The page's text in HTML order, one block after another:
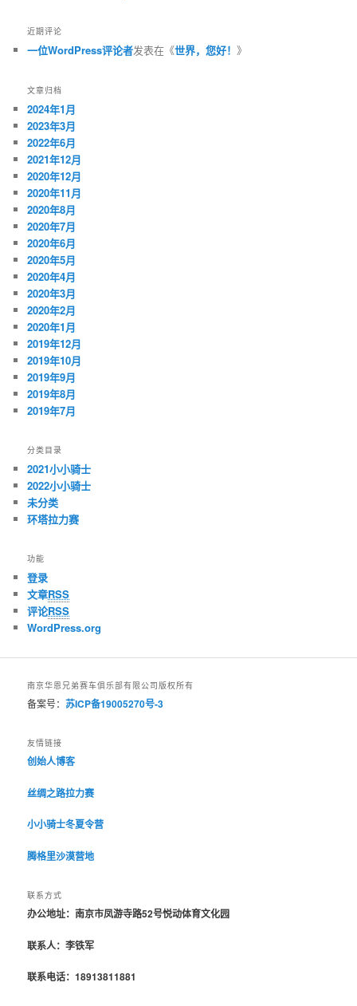
近期评论
一位WordPress评论者发表在《世界，您好！》
文章归档
2024年1月
2023年3月
2022年6月
2021年12月
2020年12月
2020年11月
2020年8月
2020年7月
2020年6月
2020年5月
2020年4月
2020年3月
2020年2月
2020年1月
2019年12月
2019年10月
2019年9月
2019年8月
2019年7月
分类目录
2021小小骑士
2022小小骑士
未分类
环塔拉力赛
功能
登录
文章RSS
评论RSS
WordPress.org
南京华恩兄弟赛车俱乐部有限公司版权所有
备案号：苏ICP备19005270号-3
友情链接
创始人博客
丝绸之路拉力赛
小小骑士冬夏令营
腾格里沙漠营地
联系方式
办公地址：南京市凤游寺路52号悦动体育文化园
联系人：李铁军
联系电话：18913811881